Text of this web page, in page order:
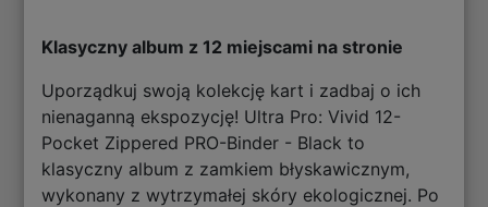
Klasyczny album z 12 miejscami na stronie
Uporządkuj swoją kolekcję kart i zadbaj o ich
nienaganną ekspozycję! Ultra Pro: Vivid 12-
Pocket Zippered PRO-Binder - Black to
klasyczny album z zamkiem błyskawicznym,
wykonany z wytrzymałej skóry ekologicznej. Po